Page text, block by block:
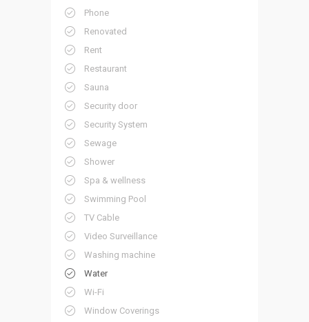
Phone
Renovated
Rent
Restaurant
Sauna
Security door
Security System
Sewage
Shower
Spa & wellness
Swimming Pool
TV Cable
Video Surveillance
Washing machine
Water
Wi-Fi
Window Coverings